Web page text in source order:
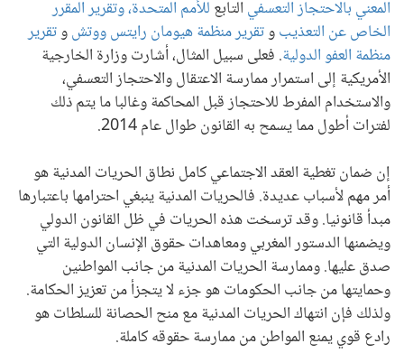
المعني بالاحتجاز التعسفي التابع للأمم المتحدة، وتقرير المقرر
الخاص عن التعذيبوتقرير منظمة هيومان رايتس ووتشوتقرير
منظمة العفو الدولية. فعلى سبيل المثال، أشارت وزارة الخارجية
الأمريكية إلى استمرار ممارسة الاعتقال والاحتجاز التعسفي،
والاستخدام المفرط للاحتجاز قبل المحاكمة وغالبا ما يتم ذلك
لفترات أطول مما يسمح به القانون طوال عام 2014.
إن ضمان تغطية العقد الاجتماعي كامل نطاق الحريات المدنية هو
أمر مهم لأسباب عديدة. فالحريات المدنية ينبغي احترامها باعتبارها
مبدأ قانونيا. وقد ترسخت هذه الحريات في ظل القانون الدولي
ويضمنها الدستور المغربي ومعاهدات حقوق الإنسان الدولية التي
صدق عليها. وممارسة الحريات المدنية من جانب المواطنين
وحمايتها من جانب الحكومات هو جزء لا يتجزأ من تعزيز الحكامة.
ولذلك فإن انتهاك الحريات المدنية مع منح الحصانة للسلطات هو
رادع قوي يمنع المواطن من ممارسة حقوقه كاملة.